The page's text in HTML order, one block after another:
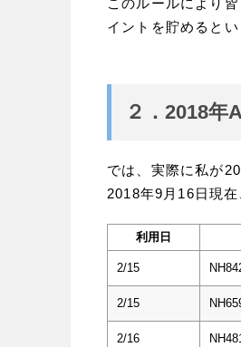
このルールにより
イントを貯めると
２．2018年
では、実際に私が
2018年9月16日現
利用日
2/15
2/15
2/16